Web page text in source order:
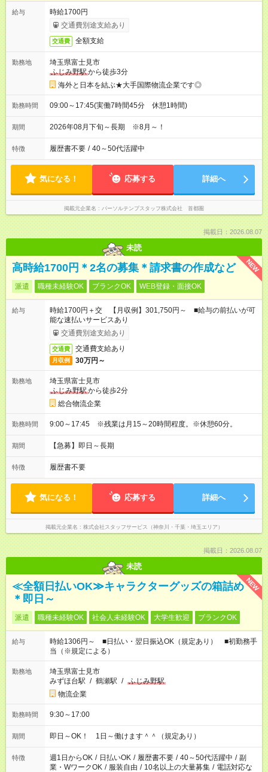
給与
時給1700円
交通費別途支給あり
交通費 全額支給
勤務地
埼玉県富士見市
ふじみ野駅から徒歩3分
海外と日本を結ぶ★大手国際物流企業です◎
勤務時間 09:00～17:45(実働7時間45分 休憩1時間)
期間 2026年08月下旬～長期 ※8月～！
特徴 履歴書不要 / 40～50代活躍中
気になる！ 応募する 詳細へ
掲載元企業名 パーソルテンプスタッフ株式会社 首都圏
掲載日：2026.08.07
未読
NEW
高時給1700円＊2名の募集＊請求書の作成など
派遣 職種未経験OK ブランクOK WEB登録・面接OK
給与
時給1700円＋交 【月収例】301,750円～ ■給与の前払いが可
能な速払いサービスあり
交通費別途支給あり
交通費 交通費支給あり
月収例 30万円～
勤務地
埼玉県富士見市
ふじみ野駅から徒歩2分
総合物流企業
勤務時間 9:00～17:45 ※残業は月15～20時間程度。※休憩60分。
期間 【急募】即日～長期
特徴 履歴書不要
気になる！ 応募する 詳細へ
掲載元企業名 株式会社スタッフサービス（神奈川・千葉・埼玉エリア）
掲載日：2026.08.07
未読
NEW
≪全額日払いOK≫キャラクターグッズの箱詰め
＊即日～
派遣 職種未経験OK 社会人未経験OK 大学生歓迎 ブランクOK
給与
時給1306円～ ■日払い・翌日振込OK（規定あり） ■初勤務手
当（※規定による）
勤務地
埼玉県富士見市
みずほ台駅 / 鶴瀬駅 / ふじみ野駅
物流企業
勤務時間 9:30～17:00
期間 即日～OK！ 1日～働けます＾＾（規定あり）
特徴 週1日からOK / 日払いOK / 履歴書不要 / 40～50代活躍中 / 副
業・WワークOK / 服装自由 / 10名以上の大量募集 / 電話対応な